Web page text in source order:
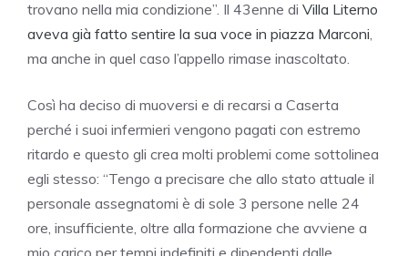
trovano nella mia condizione”. Il 43enne di Villa Literno
aveva già fatto sentire la sua voce in piazza Marconi,
ma anche in quel caso l’appello rimase inascoltato.
Così ha deciso di muoversi e di recarsi a Caserta
perché i suoi infermieri vengono pagati con estremo
ritardo e questo gli crea molti problemi come sottolinea
egli stesso: “Tengo a precisare che allo stato attuale il
personale assegnatomi è di sole 3 persone nelle 24
ore, insufficiente, oltre alla formazione che avviene a